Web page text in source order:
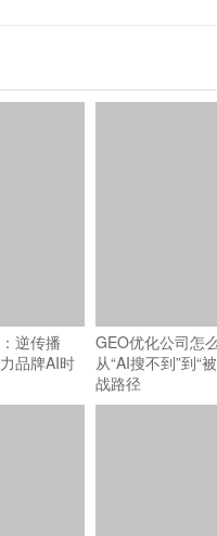
GEO优化公司怎
从“AI搜不到”到“
战路径